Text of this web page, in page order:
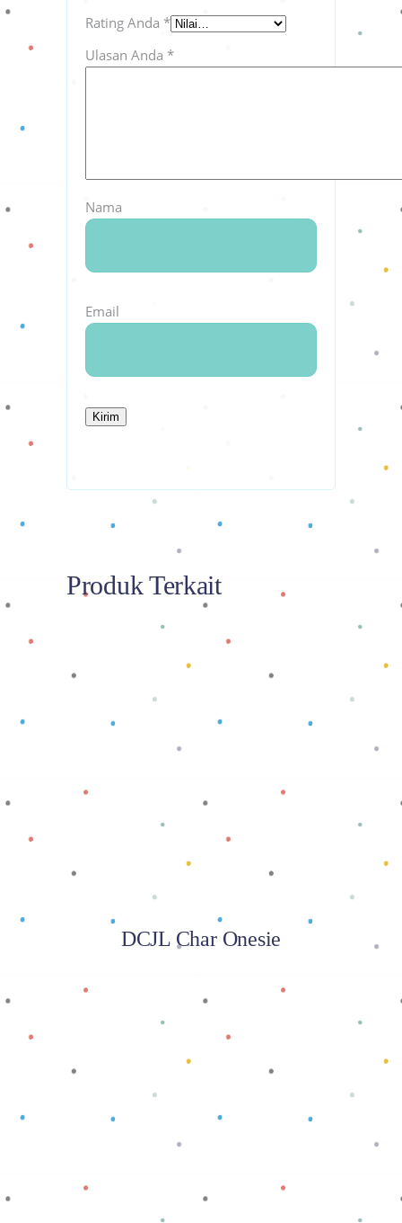
Rating Anda *
Ulasan Anda *
Nama
Email
Produk Terkait
DCJL Char Onesie